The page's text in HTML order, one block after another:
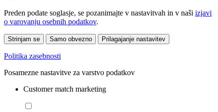
Preden podate soglasje, se pozanimajte v nastavitvah in v naši izjavi
o varovanju osebnih podatkov.
Strinjam se Samo obvezno Prilagajanje nastavitev
Politika zasebnosti
Posamezne nastavitve za varstvo podatkov
Customer match marketing